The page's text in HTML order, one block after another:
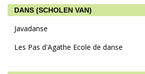
DANS (SCHOLEN VAN)
Javadanse
Les Pas d'Agathe Ecole de danse